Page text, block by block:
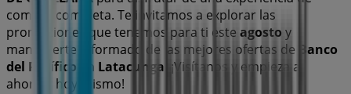
compra completa. Te invitamos a explorar las
promociones que tenemos para ti este agosto y
mantenerte informado de las mejores ofertas de Banco
del Pacífico en Latacunga . ¡Visítanos y empieza a
ahorrar hoy mismo!